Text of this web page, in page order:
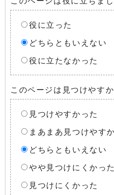
役に立った
どちらともいえない
役に立たなかった
このページは見つけやす
見つけやすかった
まあまあ見つけやす
どちらともいえない
やや見つけにくかった
見つけにくかった